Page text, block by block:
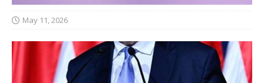
May 11, 2026